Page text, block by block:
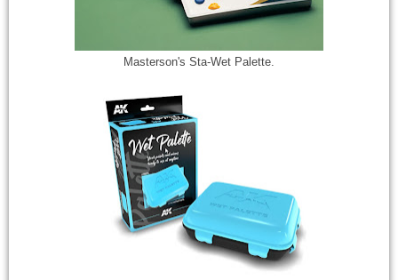
Masterson's Sta-Wet Palette.